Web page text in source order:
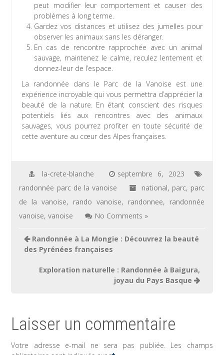
peut modifier leur comportement et causer des
problèmes à long terme.
Gardez vos distances et utilisez des jumelles pour
observer les animaux sans les déranger.
En cas de rencontre rapprochée avec un animal
sauvage, maintenez le calme, reculez lentement et
donnez-leur de l’espace.
La randonnée dans le Parc de la Vanoise est une
expérience incroyable qui vous permettra d’apprécier la
beauté de la nature. En étant conscient des risques
potentiels liés aux rencontres avec des animaux
sauvages, vous pourrez profiter en toute sécurité de
cette aventure au cœur des Alpes françaises.
la-crete-blanche
septembre 6, 2023
randonnée parc de la vanoise
national, parc, parc
de la vanoise, rando vanoise, randonnee, randonnée
vanoise,vanoise No Comments »
Navigation
de
Randonnée à La Mongie : Découvrez la beauté
des Pyrénées françaises
Exploration naturelle : Randonnée à Baigura,
joyau du Pays Basque
Laisser un commentaire
Votre adresse e-mail ne sera pas publiée. Les champs